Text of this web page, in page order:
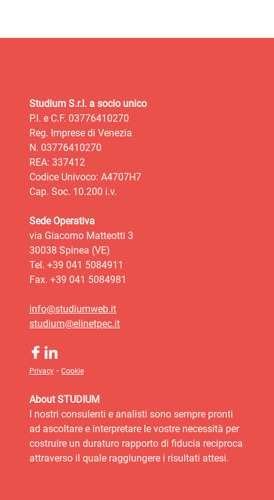
Studium S.r.l. a socio unico
P.I. e C.F. 03776410270
Reg. Imprese di Venezia
N. 03776410270
REA: 337412
Codice Univoco: A4707H7
Cap. Soc. 10.200 i.v.
Sede Operativa
via Giacomo Matteotti 3
30038 Spinea (VE)
Tel. +39 041 5084911
Fax. +39 041 5084981
info@studiumweb.it
studium@elinetpec.it
Privacy - Cookie
About STUDIUM
I nostri consulenti e analisti sono sempre pronti
ad ascoltare e interpretare le vostre necessità per
costruire un duraturo rapporto di fiducia reciproca
attraverso il quale raggiungere i risultati attesi.